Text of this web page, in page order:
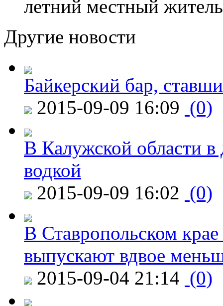
летний местный
Другие новости
Байкерский бар,
2015-09-09 16:09 (0)
В Калужской области в
водкой
2015-09-09 16:02 (0)
В Ставропольском
выпускают вдвое
2015-09-04 21:14 (0)